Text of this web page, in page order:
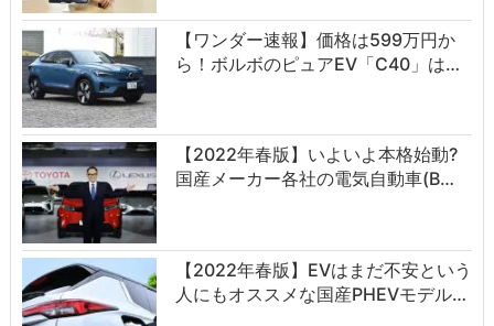
【ワンダー速報】価格は599万円か
ら！ボルボのピュアEV「C40」は…
【2022年春版】いよいよ本格始動?
国産メーカー各社の電気自動車(B…
【2022年春版】EVはまだ不安という
人にもオススメな国産PHEVモデル…